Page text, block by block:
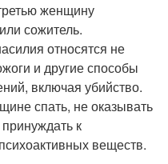
женщину
сожитель.
относятся не
и другие способы
включая убийство.
спать, не оказывать
к
веществ.